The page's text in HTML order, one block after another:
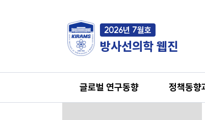
2026년 7월호
방사선의학 웹진
글로벌 연구동향 정책동향